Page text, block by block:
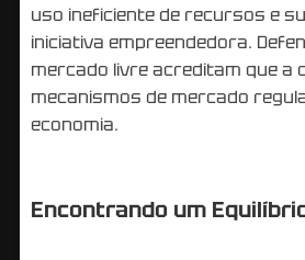
uso ineficiente de recursos e
iniciativa empreendedora.
mercado livre acreditam que a
mecanismos de mercado
economia.
Encontrando um